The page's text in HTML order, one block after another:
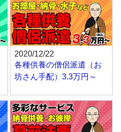
2020/12/22
各種供養の僧侶派遣（お
坊さん手配）3.3万円～